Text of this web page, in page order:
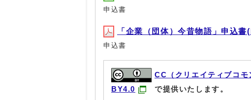
申込書
「企業（団体）今昔物語」申込
申込書
CC（クリエイティブコモ
BY4.0
で提供いたします。